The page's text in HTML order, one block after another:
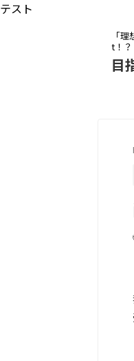
テスト
「
t！？
目